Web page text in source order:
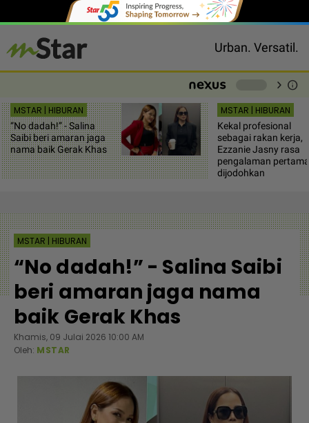
Urban. Versatil.
chevron_right info
MSTAR | HIBURAN
“No dadah!” - Salina
Saibi beri amaran jaga
nama baik Gerak Khas
MSTAR | HIBURAN
Kekal profesional
sebagai rakan kerja,
Ezzanie Jasny rasa
pengalaman pertama
dijodohkan
MSTAR | HIBURAN
“No dadah!” - Salina Saibi
beri amaran jaga nama
baik Gerak Khas
Khamis, 09 Julai 2026 10:00 AM
Oleh: MSTAR